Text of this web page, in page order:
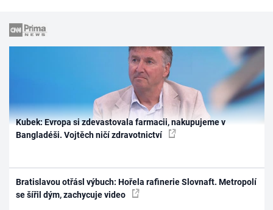
Kubek: Evropa si zdevastovala farmacii, nakupujeme v
Bangladéši. Vojtěch ničí zdravotnictví
Bratislavou otřásl výbuch: Hořela rafinerie Slovnaft. Metropolí
se šířil dým, zachycuje video